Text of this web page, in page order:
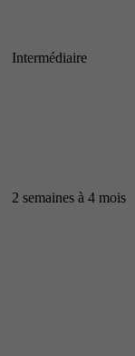
Intermédiaire
2 semaines à 4 mois